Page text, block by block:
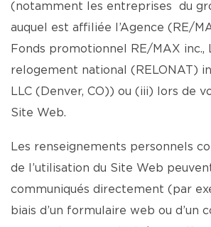
(notamment les entreprises du
auquel est affiliée l’Agence (RE/
Fonds promotionnel RE/MAX inc.,
relogement national (RELONAT)
LLC (Denver, CO)) ou (iii) lors de
Site Web.
Les renseignements personnels
de l’utilisation du Site Web
communiqués directement (par
biais d’un formulaire web ou d’un